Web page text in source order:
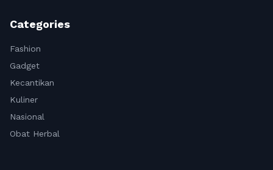
Categories
Fashion
Gadget
Kecantikan
Kuliner
Nasional
Obat Herbal